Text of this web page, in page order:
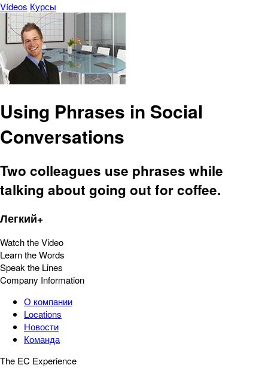
Vídeos Курсы
Using Phrases in Social
Conversations
Two colleagues use phrases while
talking about going out for coffee.
Легкий+
Watch the Video
Learn the Words
Speak the Lines
Company Information
О компании
Locations
Новости
Команда
The EC Experience